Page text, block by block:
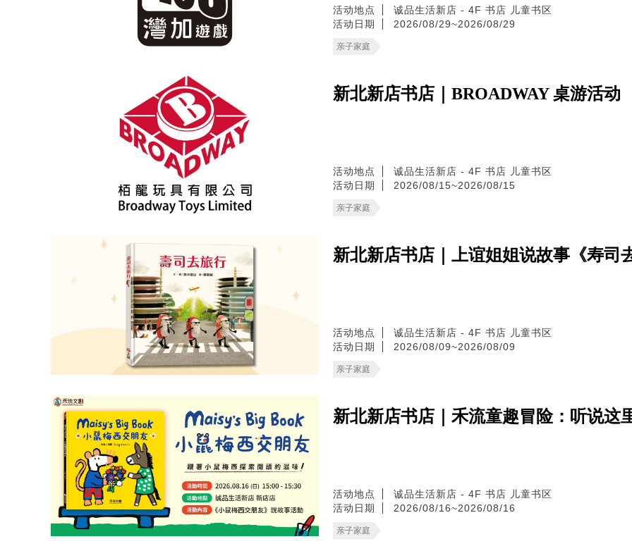
活动地点
诚品生活新店 - 4F 书店 儿童书区
活动日期
2026/08/29~2026/08/29
亲子家庭
新北新店书店｜BROADWAY 桌游活动
活动地点
诚品生活新店 - 4F 书店 儿童书区
活动日期
2026/08/15~2026/08/15
亲子家庭
新北新店书店｜上谊姐姐说故事《寿司
活动地点
诚品生活新店 - 4F 书店 儿童书区
活动日期
2026/08/09~2026/08/09
亲子家庭
新北新店书店｜禾流童趣冒险：听说这
活动地点
诚品生活新店 - 4F 书店 儿童书区
活动日期
2026/08/16~2026/08/16
亲子家庭